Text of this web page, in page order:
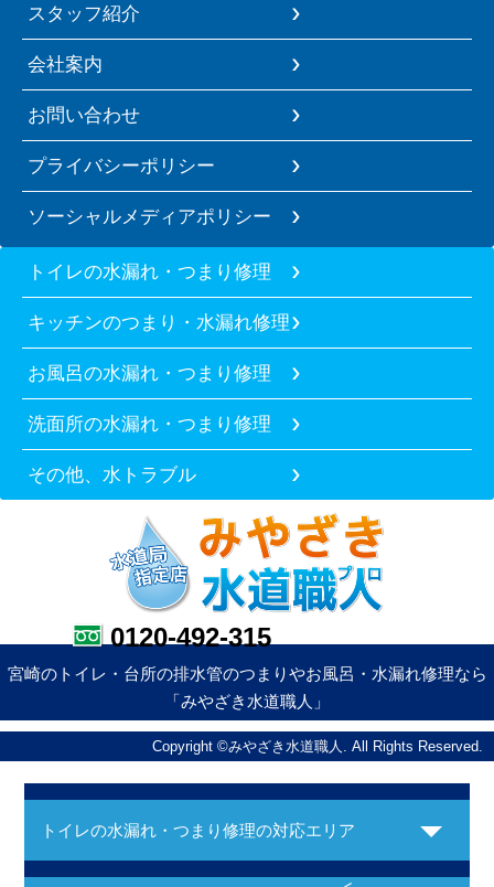
スタッフ紹介
会社案内
お問い合わせ
プライバシーポリシー
ソーシャルメディアポリシー
トイレの水漏れ・つまり修理
キッチンのつまり・水漏れ修理
お風呂の水漏れ・つまり修理
洗面所の水漏れ・つまり修理
その他、水トラブル
0120-492-315
宮崎のトイレ・台所の排水管のつまりやお風呂・水漏れ修理なら
「みやざき水道職人」
Copyright ©みやざき水道職人. All Rights Reserved.
トイレの水漏れ・つまり修理の対応エリア